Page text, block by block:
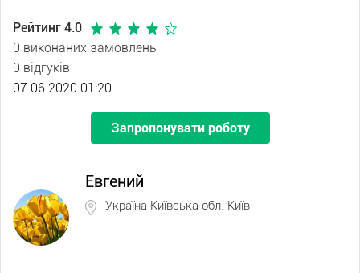
Рейтинг 4.0
0 виконаних замовлень
0 відгуків
07.06.2020 01:20
Запропонувати роботу
Евгений
Україна Київська обл. Київ